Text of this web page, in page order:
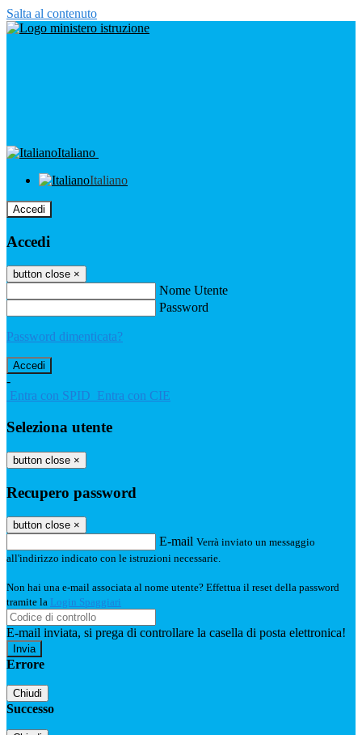
Salta al contenuto
Italiano
Italiano
Accedi
Accedi
button close ×
Nome Utente
Password
Password dimenticata?
-
Entra con SPID Entra con CIE
Seleziona utente
button close ×
Recupero password
button close ×
E-mail Verrà inviato un messaggio
all'indirizzo indicato con le istruzioni necessarie.
Non hai una e-mail associata al nome utente? Effettua il reset della password
tramite la Login Spaggiari
E-mail inviata, si prega di controllare la casella di posta elettronica!
Errore
Chiudi
Successo